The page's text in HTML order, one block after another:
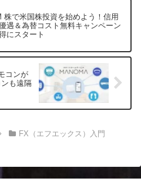
株で米国株投資を始めよう！信用
遇＆為替コスト無料キャンペーン
にスタート
コンが
も遠隔
FX（エフエックス）入門